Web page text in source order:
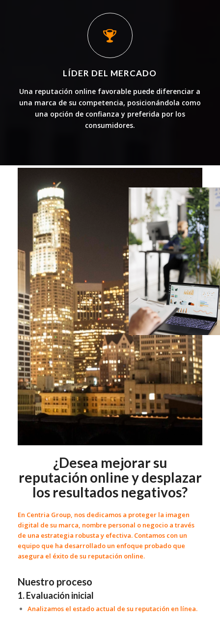
LÍDER DEL MERCADO
Una reputación online favorable puede diferenciar a
una marca de su competencia, posicionándola como
una opción de confianza y preferida por los
consumidores.
¿Desea mejorar su
reputación online y desplazar
los resultados negativos?
En Centria Group, nos dedicamos a proteger la imagen
digital de su marca, nombre personal o negocio a través
de una estrategia robusta y efectiva. Contamos con un
equipo que ha desarrollado un enfoque probado que
asegura el éxito de su reputación online.
Nuestro proceso
1. Evaluación inicial
Analizamos el estado actual de su reputación en línea.